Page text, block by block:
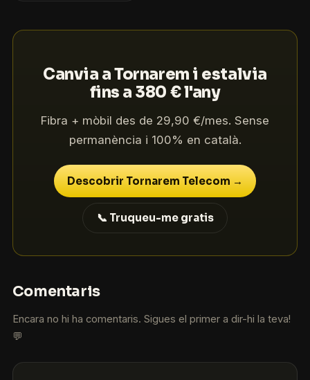
Canvia a Tornarem i estalvia
fins a 380 € l'any
Fibra + mòbil des de 29,90 €/mes. Sense
permanència i 100% en català.
Descobrir Tornarem Telecom →
📞 Truqueu-me gratis
Comentaris
Encara no hi ha comentaris. Sigues el primer a dir-hi la teva!
💬